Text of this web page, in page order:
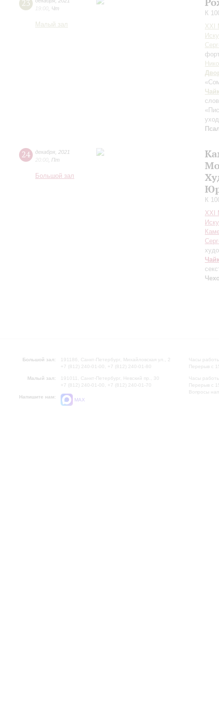
23
19:00 Чт
Малый зал
К
XXI
24 декабря 2021
20:00 Пт
Большой зал
К
XXI
Большой зал:
191186, Санкт-Петербург, Михайловская ул., 2
+7 (812) 240-01-00, +7 (812) 240-01-80
Малый зал:
191011, Санкт-Петербург, Невский пр., 30
+7 (812) 240-01-00, +7 (812) 240-01-70
Напишите нам:
MAX
Часы
Перерыв с
Часы
Перерыв с
Вопросы